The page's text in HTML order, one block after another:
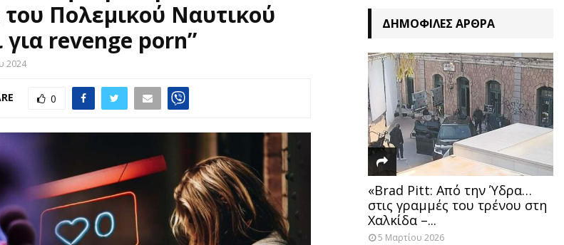
Πολεμικού Ναυτικού
για revenge porn”
2024
0
ΔΗΜΟΦΙΛΈΣ ΆΡΘΡΑ
«Brad Pitt: Από την Ύδρα…
στις γραμμές του τρένου στη
Χαλκίδα –...
5 Μαρτίου 2026